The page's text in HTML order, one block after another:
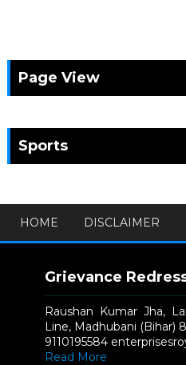
Page View
Sports
HOME DISCLAIMER
Grievance
Raushan Kumar Jha,
Line, Madhubani (Bihar)
9110195584
Read More